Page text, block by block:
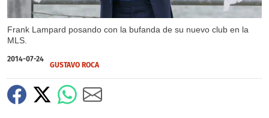
Frank Lampard posando con la bufanda de su nuevo club en la
MLS.
2014-07-24
GUSTAVO ROCA